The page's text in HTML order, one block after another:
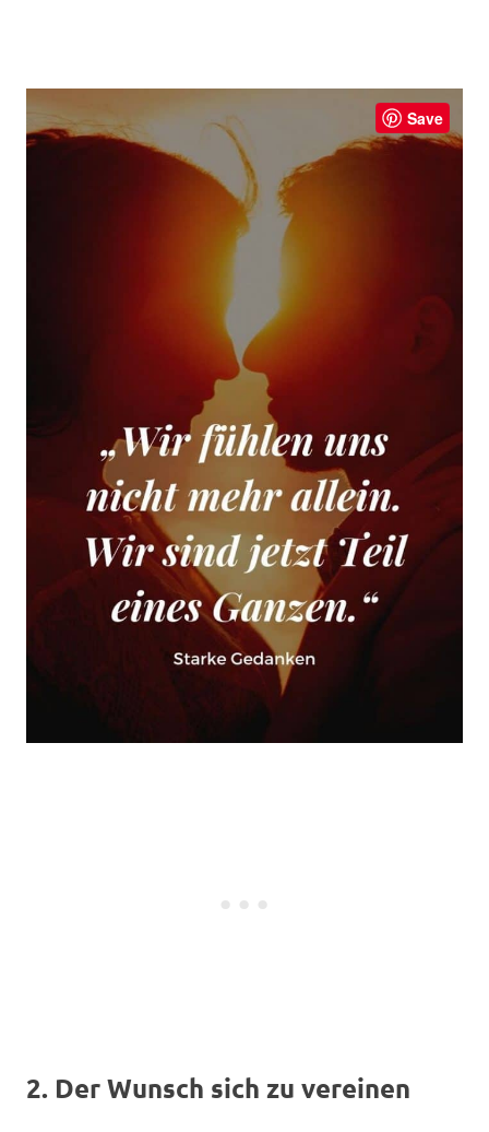
Save
2. Der Wunsch sich zu vereinen